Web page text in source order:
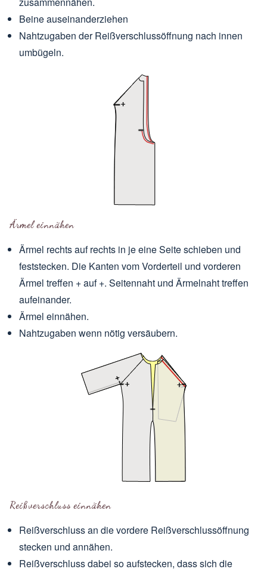
Beine auseinanderziehen
Nahtzugaben der Reißverschlussöffnung nach innen
umbügeln.
Ärmel einnähen
Ärmel rechts auf rechts in je eine Seite schieben und
feststecken. Die Kanten vom Vorderteil und vorderen
Ärmel treffen + auf +. Seitennaht und Ärmelnaht treffen
aufeinander.
Ärmel einnähen.
Nahtzugaben wenn nötig versäubern.
Reißverschluss einnähen
Reißverschluss an die vordere Reißverschlussöffnung
stecken und annähen.
Reißverschluss dabei so aufstecken, dass sich die